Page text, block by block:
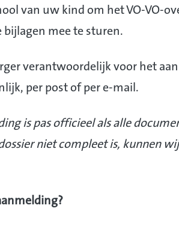
van uw kind om het VO-VO-
mee te sturen.
verantwoordelijk voor het
per post of per e-mail.
is pas officieel als alle
niet compleet is, kunnen